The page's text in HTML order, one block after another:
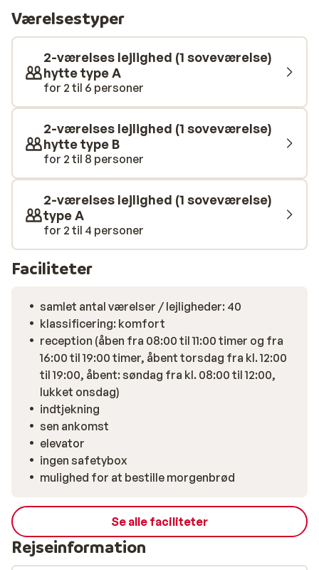
endda stå på ski hele vejen tilbage til residensen om
eftermiddagen. Skiliften Arrondaz, som fører dig til
hovedparten af skiområdet, ligger 600 meter derfra.
De smukke lejligheder er komfortabelt indrettet, og
brugen af de varme farver, frembringer en ren
feriefølelse. Værelserne har alle bekvemmeligheder,
såsom en rummelig balkon, et stort tekøkken og et fint
badeværelse. Efter en kold dag på ski er der intet
bedre end at varme sig op igen. Dette er perfekt at
gøre i saunaen, og derefter kan du tage en
det hyggelige centrum af Valfréjus finder du flere
restauranter og barer, hvor du kan nyde en snack og en
drink. Men du behøver ikke at forlade boligen for at få
en sjov aften. Lej en raclettegrill eller et fonduesæt i
receptionen til en hyggelig aften i din lejlighed, og
fantastisk aften i baren på Résidence Vacancéole La
Turra.
Værelsestyper
2-værelses lejlighed (1 soveværelse)
hytte type A
for 2 til 6 personer
2-værelses lejlighed (1 soveværelse)
hytte type B
for 2 til 8 personer
2-værelses lejlighed (1 soveværelse)
type A
for 2 til 4 personer
Faciliteter
samlet antal værelser / lejligheder: 40
klassificering: komfort
reception (åben fra 08:00 til 11:00 timer og fra
16:00 til 19:00 timer, åbent torsdag fra kl. 12:00
til 19:00, åbent: søndag fra kl. 08:00 til 12:00,
lukket onsdag)
indtjekning
sen ankomst
elevator
ingen safetybox
mulighed for at bestille morgenbrød
Se alle faciliteter
Rejseinformation